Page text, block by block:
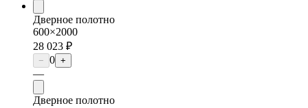
Дверное полотно
600×2000
28 023 ₽
− 0 +
—
Дверное полотно